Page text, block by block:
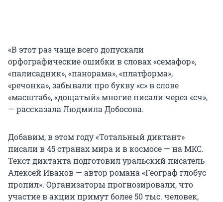
«В этот раз чаще всего допускали
орфографические ошибки в словах «семафор»,
«палисадник», «панорама», «платформа»,
«речонка», забывали про букву «с» в слове
«масштаб», «дощатый» многие писали через «сч»,
— рассказала Людмила Добосова.
Добавим, в этом году «Тотальный диктант»
писали в 45 странах мира и в космосе — на МКС.
Текст диктанта подготовил уральский писатель
Алексей Иванов — автор романа «Географ глобус
пропил». Организаторы прогнозировали, что
участие в акции примут более 50 тыс. человек,